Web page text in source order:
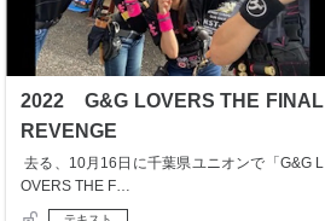
2022 G&G LOVERS THE FINAL
REVENGE
去る、10月16日に千葉県ユニオンで「G&G L
OVERS THE F…